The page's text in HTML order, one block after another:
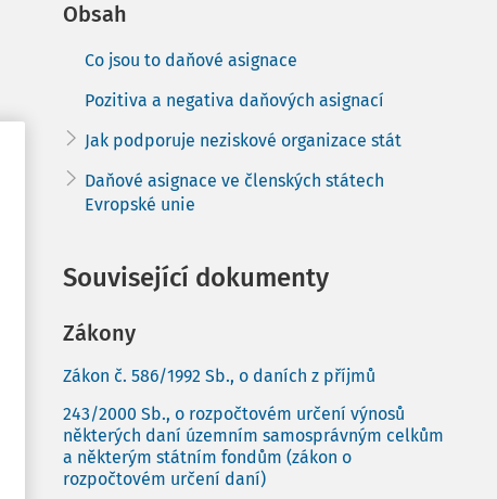
Obsah
Co jsou to daňové asignace
Pozitiva a negativa daňových asignací
Jak podporuje neziskové organizace stát
Daňové asignace ve členských státech
Evropské unie
Související dokumenty
Zákony
Zákon č. 586/1992 Sb., o daních z příjmů
243/2000 Sb., o rozpočtovém určení výnosů
některých daní územním samosprávným celkům
a některým státním fondům (zákon o
rozpočtovém určení daní)